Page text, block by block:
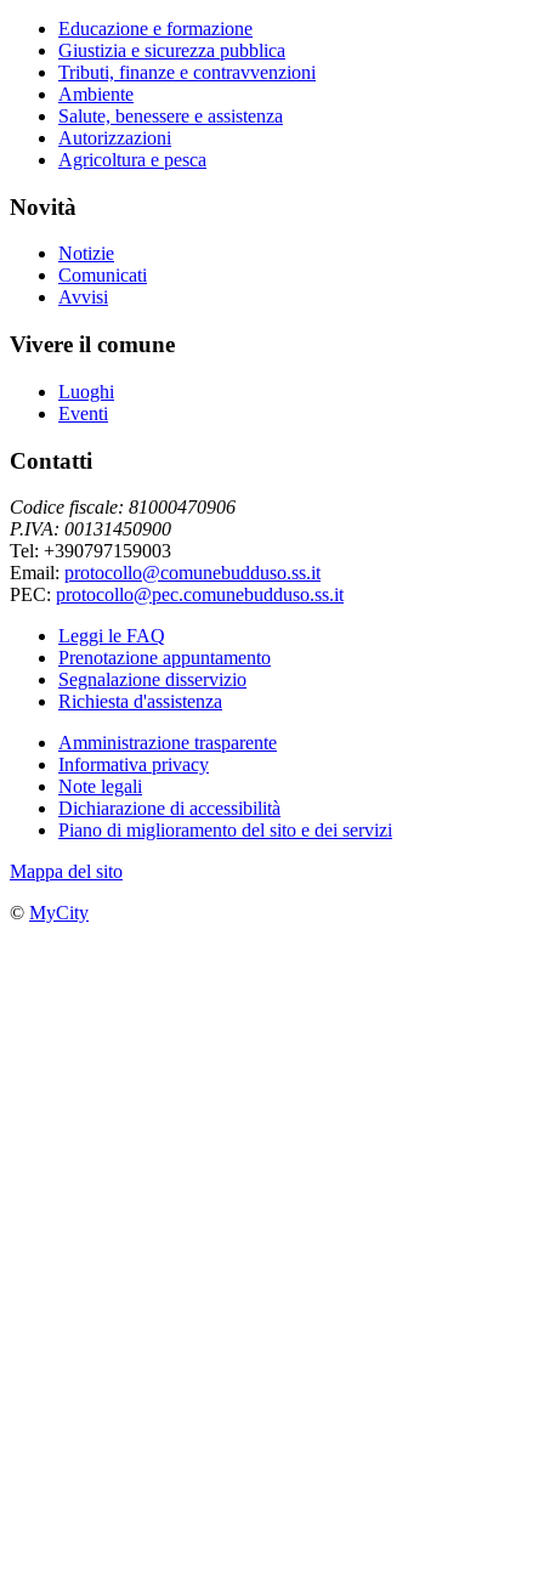
Educazione e formazione
Giustizia e sicurezza pubblica
Tributi, finanze e contravvenzioni
Ambiente
Salute, benessere e assistenza
Autorizzazioni
Agricoltura e pesca
Novità
Notizie
Comunicati
Avvisi
Vivere il comune
Luoghi
Eventi
Contatti
Codice fiscale: 81000470906
P.IVA: 00131450900
Tel: +390797159003
Email: protocollo@comunebudduso.ss.it
PEC: protocollo@pec.comunebudduso.ss.it
Leggi le FAQ
Prenotazione appuntamento
Segnalazione disservizio
Richiesta d'assistenza
Amministrazione trasparente
Informativa privacy
Note legali
Dichiarazione di accessibilità
Piano di miglioramento del sito e dei servizi
Mappa del sito
© MyCity